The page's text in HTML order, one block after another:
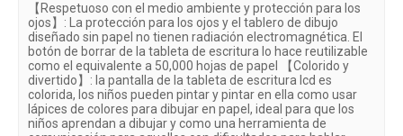
【Respetuoso con el medio ambiente y protección para los
ojos】: La protección para los ojos y el tablero de dibujo
diseñado sin papel no tienen radiación electromagnética. El
botón de borrar de la tableta de escritura lo hace reutilizable
como el equivalente a 50,000 hojas de papel 【Colorido y
divertido】: la pantalla de la tableta de escritura lcd es
colorida, los niños pueden pintar y pintar en ella como usar
lápices de colores para dibujar en papel, ideal para que los
niños aprendan a dibujar y como una herramienta de